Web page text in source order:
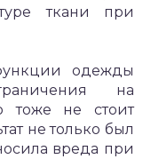
ткани при
одежды
на
тоже не стоит
не только был
вреда при